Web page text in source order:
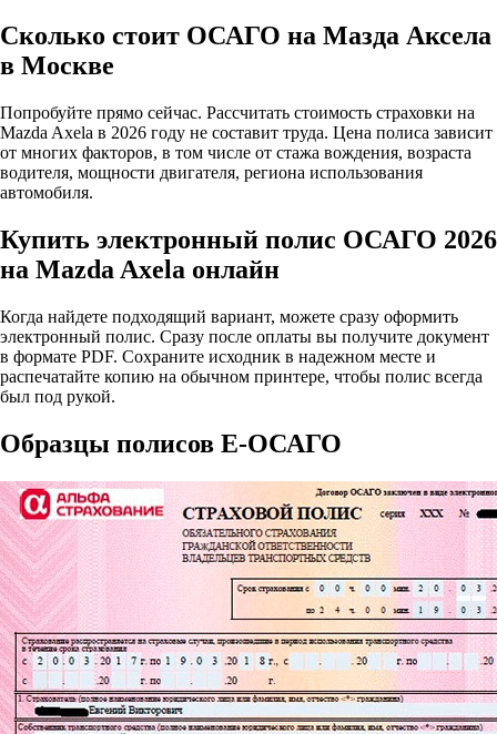
Сколько стоит ОСАГО на Мазда Аксела
в Москве
Попробуйте прямо сейчас. Рассчитать стоимость страховки на
Mazda Axela в 2026 году не составит труда. Цена полиса зависит
от многих факторов, в том числе от стажа вождения, возраста
водителя, мощности двигателя, региона использования
автомобиля.
Купить электронный полис ОСАГО 2026
на Mazda Axela онлайн
Когда найдете подходящий вариант, можете сразу оформить
электронный полис. Сразу после оплаты вы получите документ
в формате PDF. Сохраните исходник в надежном месте и
распечатайте копию на обычном принтере, чтобы полис всегда
был под рукой.
Образцы полисов E-ОСАГО